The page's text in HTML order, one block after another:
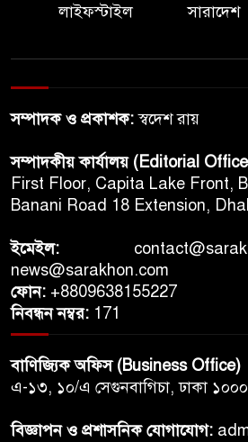
লাইফস্টাইল
সারাদেশ
সম্পাদক ও প্রকাশক:স্বদেশ রায়
সম্পাদকীয় কার্যালয় (Editorial
First Floor, Capita Lake Front,
Banani Road 18 Extension,
ইমেইল:
news@sarakhon.com
ফোন: +8809638155227
নিবন্ধন নম্বর: 171
বাণিজ্যিক অফিস (Business Office)
এ-১৩, ১০/এ সেগুনবাগিচা, ঢাকা ১০০০
বিজ্ঞাপন ও প্রশাসনিক যোগাযোগ: